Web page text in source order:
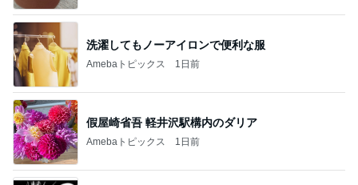
洗濯してもノーアイロンで便利な服
Amebaトピックス 1日前
假屋崎省吾 軽井沢駅構内のダリア
Amebaトピックス 1日前